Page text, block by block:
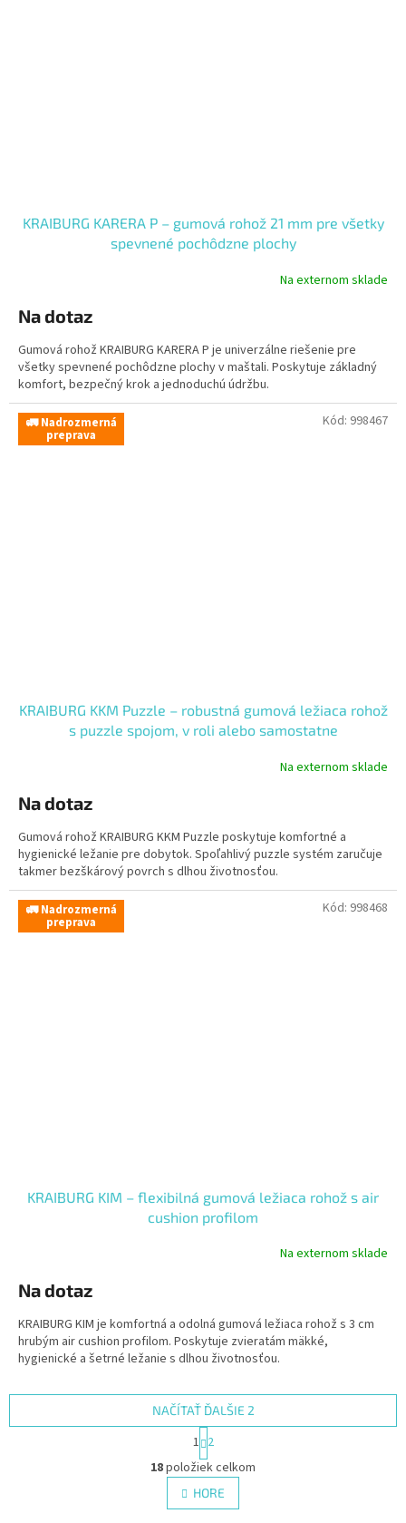
KRAIBURG KARERA P – gumová rohož 21 mm pre všetky
spevnené pochôdzne plochy
Na externom sklade
Na dotaz
Gumová rohož KRAIBURG KARERA P je univerzálne riešenie pre
všetky spevnené pochôdzne plochy v maštali. Poskytuje základný
komfort, bezpečný krok a jednoduchú údržbu.
🚛 Nadrozmerná
preprava
KRAIBURG KKM Puzzle – robustná gumová ležiaca rohož
s puzzle spojom, v roli alebo samostatne
Na externom sklade
Na dotaz
Gumová rohož KRAIBURG KKM Puzzle poskytuje komfortné a
hygienické ležanie pre dobytok. Spoľahlivý puzzle systém zaručuje
takmer bezškárový povrch s dlhou životnosťou.
Kód: 998467
🚛 Nadrozmerná
preprava
KRAIBURG KIM – flexibilná gumová ležiaca rohož s air
cushion profilom
Na externom sklade
Na dotaz
KRAIBURG KIM je komfortná a odolná gumová ležiaca rohož s 3 cm
hrubým air cushion profilom. Poskytuje zvieratám mäkké,
hygienické a šetrné ležanie s dlhou životnosťou.
Kód: 998468
O
v
l
á
NAČÍTAŤ ĎALŠIE 2
S
t
r
á
n
k
1 2
18položiek celkom
HORE